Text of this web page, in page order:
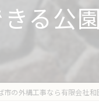
る公
市の外構工事なら有限会社和